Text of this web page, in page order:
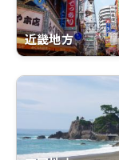
近畿地方